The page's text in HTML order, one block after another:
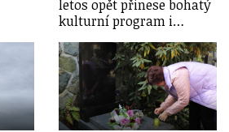
letos opět přinese bohatý
kulturní program i…